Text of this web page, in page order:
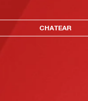
CHATEAR